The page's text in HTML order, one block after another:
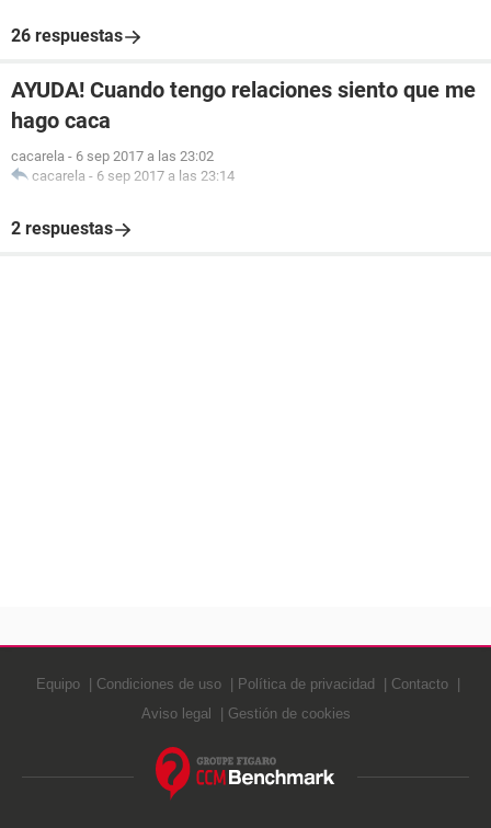
26 respuestas
AYUDA! Cuando tengo relaciones siento que me
hago caca
cacarela - 6 sep 2017 a las 23:02
cacarela - 6 sep 2017 a las 23:14
2 respuestas
Equipo Condiciones de uso Política de privacidad
Contacto
Aviso legal
Gestión de cookies